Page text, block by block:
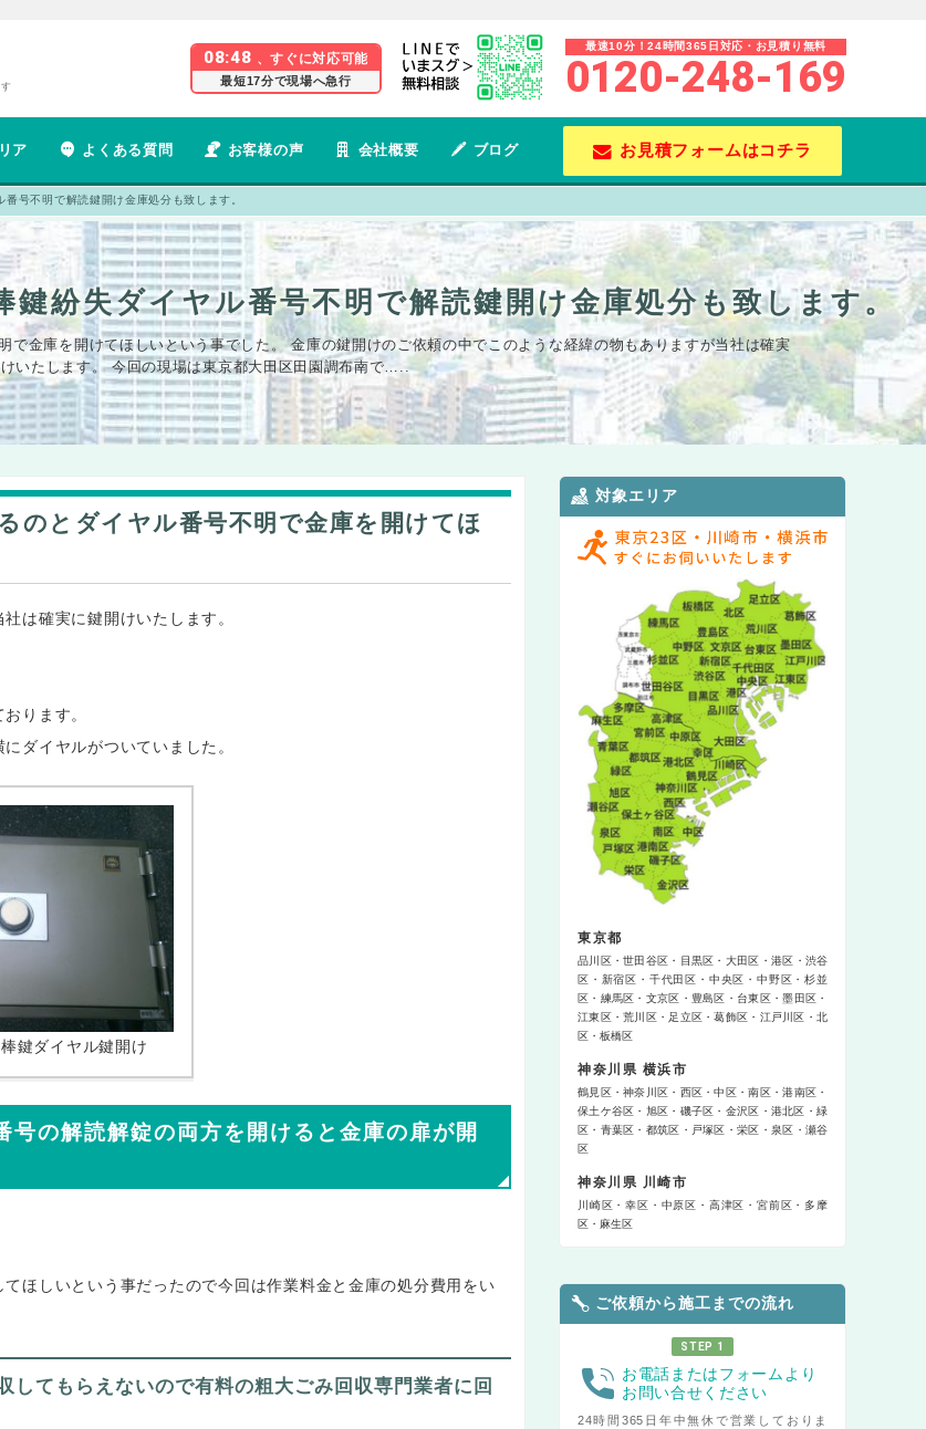
08:48 、すぐに対応可能
最短17分で現場へ急行
最速10分！24時間365日対応・お見積り無料
0120-248-169
ア よくある質問 お客様の声 会社概要 ブログ お見積フォームはコチラ
号不明で解読鍵開け金庫処分も致します。
鍵紛失ダイヤル番号不明で解読鍵開け金庫処分も致します。
で金庫を開けてほしいという事でした。 金庫の鍵開けのご依頼の中でこのような経緯の物もありますが当社は確実
いたします。 今回の現場は東京都大田区田園調布南で…..
のとダイヤル番号不明で金庫を開けてほ
は確実に鍵開けいたします。
ります。
ダイヤルがついていました。
鍵ダイヤル鍵開け
の解読解錠の両方を開けると金庫の扉が開
ほしいという事だったので今回は作業料金と金庫の処分費用をい
てもらえないので有料の粗大ごみ回収専門業者に回
対象エリア
東京都
品川区 世田谷区 目黒区 大田区 港区
渋谷
区
新宿区 千代田区 中央区 中野区
杉並
区
練馬区 文京区 豊島区 台東区
墨田区
江東区
荒川区 足立区 葛飾区 江戸川区
北
区
板橋区
神奈川県 横浜市
鶴見区 神奈川区 西区 中区 南区
港南区
保土ケ谷区
旭区 磯子区 金沢区 港北区
緑
区
青葉区 都筑区 戸塚区 栄区 泉区
瀬谷
区
神奈川県 川崎市
川崎区 幸区 中原区 高津区 宮前区
多摩
区
麻生区
ご依頼から施工までの流れ
STEP 1
お電話またはフォームより
お問い合せください
24時間365日年中無休で営業しておりま